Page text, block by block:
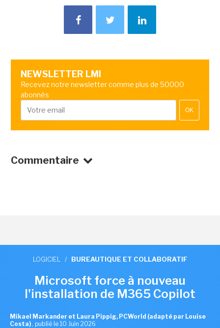
NEWSLETTER LMI
Recevez notre newsletter comme plus de 50000
abonnés
OK
Commentaire
LOGICIEL / BUREAUTIQUE ET COLLABORATIF
Microsoft force à nouveau
l'installation de M365 Copilot
Mikael Markander et Laura Pippig, PCWorld (adapté par Louise
Costa) , publié le 10 Juin 2026